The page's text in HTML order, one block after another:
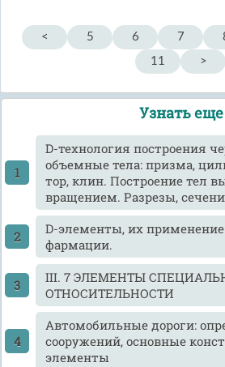
< 5 6 7
11
>
Узнать еще
D-технология построения
объемные тела: призма,
тор, клин. Построение тел
вращением. Разрезы,
D-элементы, их
фармации.
III. 7 ЭЛЕМЕНТЫ
ОТНОСИТЕЛЬНОСТИ
Автомобильные дороги:
сооружений, основные
элементы